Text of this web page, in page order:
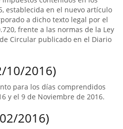
establecida en el nuevo artículo
a dicho texto legal por el
frente a las normas de la Ley
Circular publicado en el Diario
10/2016)
para los días comprendidos
y el 9 de Noviembre de 2016.
2016)